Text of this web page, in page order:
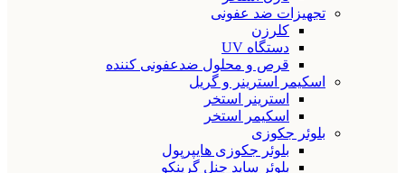
تجهیزات ضد عفونی
کلرزن
دستگاه UV
قرص و محلول ضدعفونی کننده
اسکیمر استرینر و گریل
استرینر استخر
اسکیمر استخر
بلوئر جکوزی
بلوئر جکوزی هایپرپول
بلوئر ساید چنل گرینکو